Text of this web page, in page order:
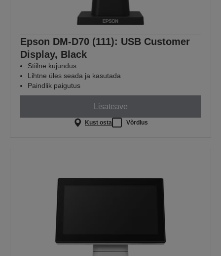
Epson DM-D70 (111): USB Customer
Display, Black
Stiilne kujundus
Lihtne üles seada ja kasutada
Paindlik paigutus
Lisateave
Kust osta Võrdlus